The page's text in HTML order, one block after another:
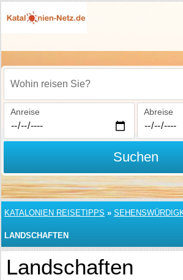
Wohin reisen Sie?
Anreise Abreise
Suchen
KATALONIEN REISETIPPS »
LANDSCHAFTEN
Landschaften